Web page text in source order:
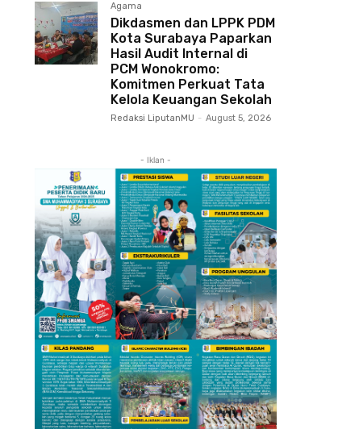
Agama
Dikdasmen dan LPPK PDM
Kota Surabaya Paparkan
Hasil Audit Internal di
PCM Wonokromo:
Komitmen Perkuat Tata
Kelola Keuangan Sekolah
Redaksi LiputanMU - August 5, 2026
- Iklan -